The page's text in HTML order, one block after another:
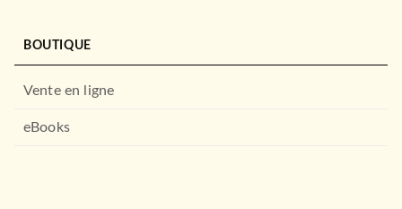
BOUTIQUE
Vente en ligne
eBooks